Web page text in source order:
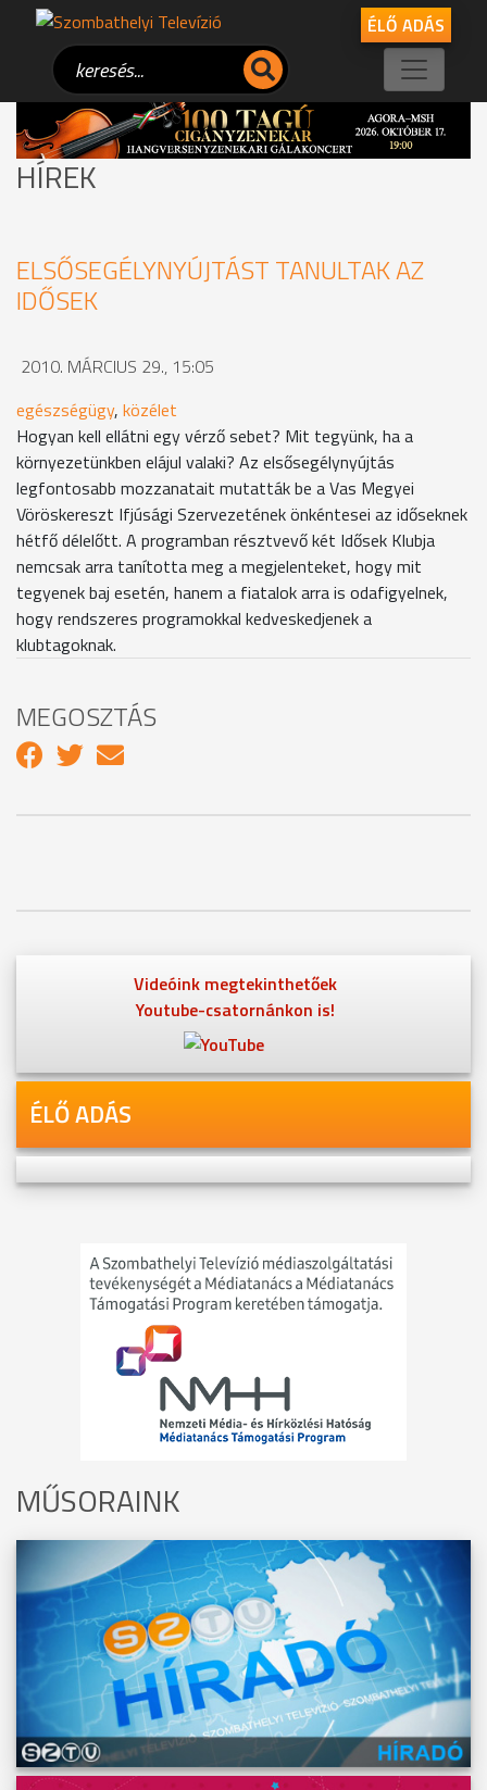
ÉLŐ ADÁS
HÍREK
ELSŐSEGÉLYNYÚJTÁST TANULTAK AZ
IDŐSEK
2010. MÁRCIUS 29., 15:05
egészségügy, közélet
Hogyan kell ellátni egy vérző sebet? Mit tegyünk, ha a
környezetünkben elájul valaki? Az elsősegélynyújtás
legfontosabb mozzanatait mutatták be a Vas Megyei
Vöröskereszt Ifjúsági Szervezetének önkéntesei az időseknek
hétfő délelőtt. A programban résztvevő két Idősek Klubja
nemcsak arra tanította meg a megjelenteket, hogy mit
tegyenek baj esetén, hanem a fiatalok arra is odafigyelnek,
hogy rendszeres programokkal kedveskedjenek a
klubtagoknak.
MEGOSZTÁS
Videóink megtekinthetőek
Youtube-csatornánkon is!
ÉLŐ ADÁS
MŰSORAINK